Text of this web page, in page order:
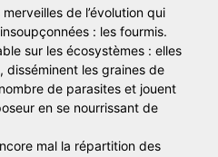
de l’évolution qui
: les fourmis.
sur les écosystèmes : elles
disséminent les graines de
de parasites et jouent
en se nourrissant de
mal la répartition des